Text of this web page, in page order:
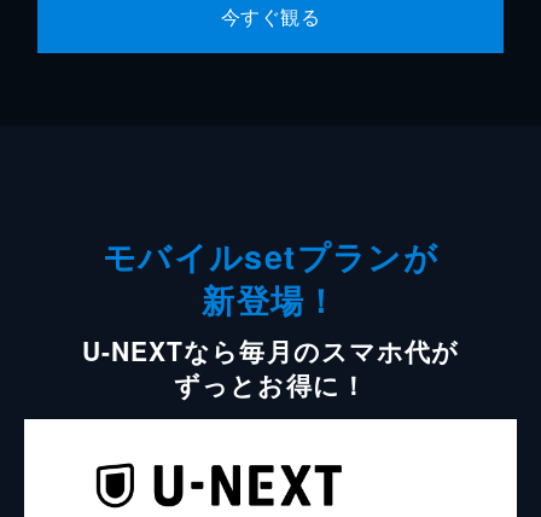
今すぐ観る
モバイルsetプランが
新登場！
U-NEXTなら毎月のスマホ代が
ずっとお得に！